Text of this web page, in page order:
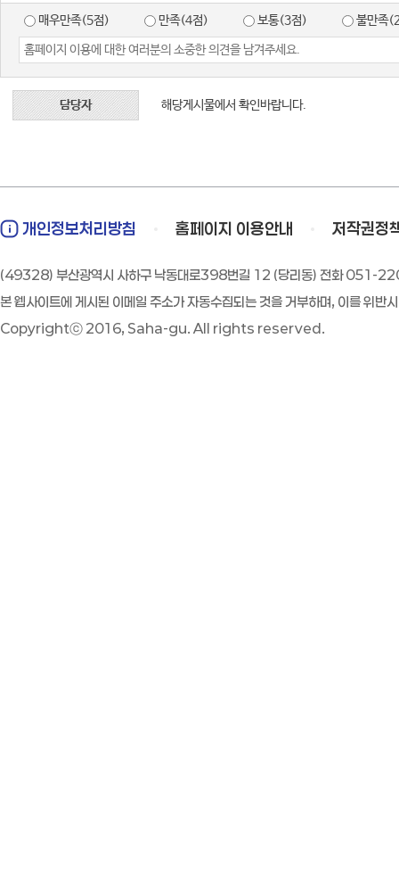
매우만족(5점) 만족(4점) 보통(3점) 불만족
담당자 해당게시물에서 확인바랍니다.
개인정보처리방침 홈페이지 이용안내 저작권정
(49328) 부산광역시 사하구 낙동대로398번길 12 (당리동) 전화
본 웹사이트에 게시된 이메일 주소가 자동수집되는 것을 거부하며, 이를 위반
Copyrightⓒ 2016, Saha-gu. All rights reserved.